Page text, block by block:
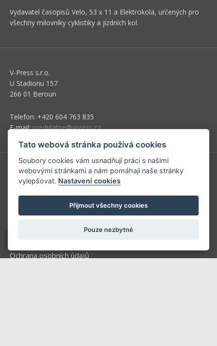
Vydavatel časopisů Velo, 53 x 11 a Elektrokola, určených pro
všechny milovníky cyklistiky a jízdních kol.
V-Press s.r.o.
U Stadionu 157
266 01 Beroun
Telefon: +420 604 763 835
E-mail:predplatne@vpress.cz
Redakce
Předplatné
Inzerce v časopise
Ochrana osobních údajů
Tato webová stránka používá cookies
Soubory cookies vám usnadňují práci s našimi
webovými stránkami a nám pomáhají naše stránky
vylepšovat. Nastavení cookies
Přijmout všechny cookies
Pouze nezbytné